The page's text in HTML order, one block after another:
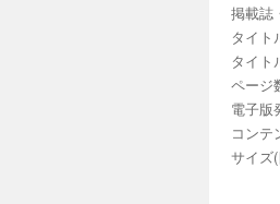
掲載誌
タイト
タイト
ページ
電子版
コンテ
サイズ